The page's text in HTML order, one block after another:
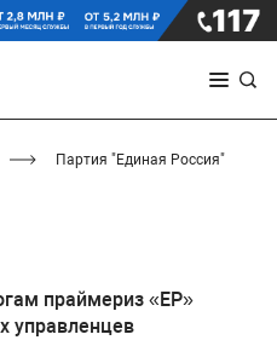
Партия "Единая Россия"
праймериз «ЕР»
управленцев